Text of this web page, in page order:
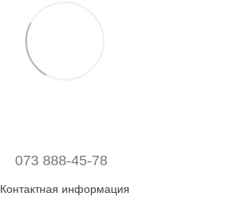
073 888-45-78
Контактная информация